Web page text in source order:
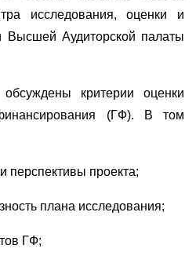
исследования, оценки и
Высшей Аудиторской палаты
критерии оценки
(ГФ). В том
перспективы проекта;
плана исследования;
ГФ;